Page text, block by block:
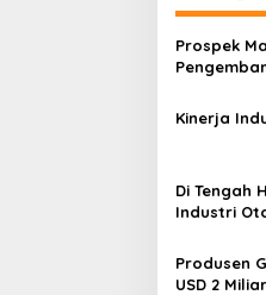
i
Prospek
Kinerja
Di Tengah
Industri
Produsen
USD 2